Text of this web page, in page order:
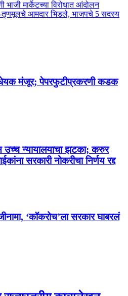
मार्केटच्या विरोधात आंदोलन
तृणमूलचे आमदार भिडले, भाजपचे 5 सदस्य
मंजूर; पेपरफुटीप्रकरणी कडक
उच्च न्यायालयाचा झटका; करुर
सरकारी नोकरीचा निर्णय रद्द
‘कॉकरोच’ला सरकार घाबरलं